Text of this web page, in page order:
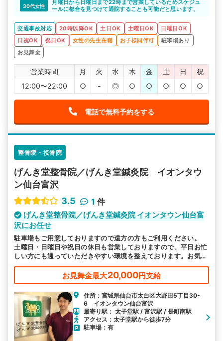
30代女性
月曜日から日曜日まで22時まで営業しているためスケジュ
ールに都合を見つけて通院することも可能だと思います。
交通事故対応 20時以降OK 土日OK 土曜日OK
日曜日OK
日祝OK
祝日OK 女性の先生在籍 お子様同伴可
駐車場あり
お見舞金
営業時間 月 火 水 木 金 土 日
祝
12:00〜22:00
○ - ◎ ○ ○ ○ ○ ○
電話で無料予約をする
整骨院・接骨院
げんき堂整骨院／げんき堂鍼灸院 イオンタウ
ン仙台富沢
3.5
1 件
げんき堂整骨院／げんき堂鍼灸院 イオンタウン仙台富
沢にお任せ
駐車場もご用意しておりますので遠方の方もご利用ください。
土曜日・日曜日や祝日の休日も営業しておりますので、平日お忙
しい方にも通っていただきやすい環境を整えております。お気軽
にお越しください。
お見舞金最大20,000円支給
住所：宮城県仙台市太白区大野田5丁目30-
6 イオンタウン仙台富沢
最寄り駅： 太子堂駅 / 富沢駅 / 長町南駅
アクセス：太子堂駅から徒歩7分
駐車場：有